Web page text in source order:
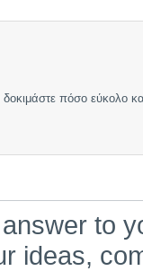
πόσο εύκολο
to
ideas,